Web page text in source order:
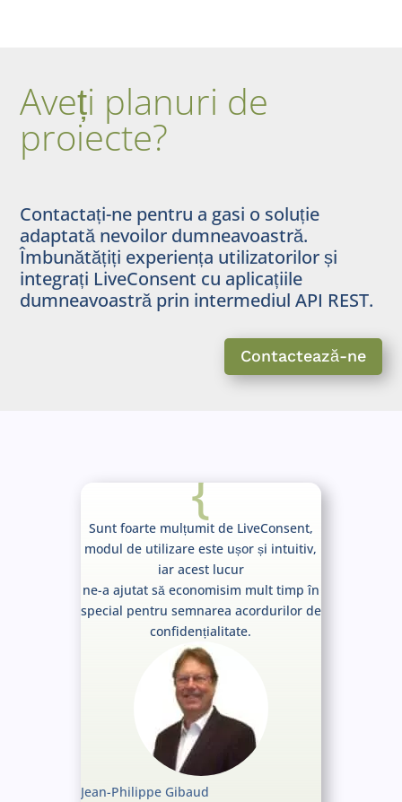
Aveți planuri de
proiecte?
Contactați-ne pentru a gasi o soluție
adaptată nevoilor dumneavoastră.
Îmbunătățiți experiența utilizatorilor și
integrați LiveConsent cu aplicațiile
dumneavoastră prin intermediul API REST.
Contactează-ne
{
Sunt foarte mulțumit de LiveConsent,
modul de utilizare este ușor și intuitiv,
iar acest lucur
ne-a ajutat să economisim mult timp în
special pentru semnarea acordurilor de
confidențialitate.
Jean-Philippe Gibaud